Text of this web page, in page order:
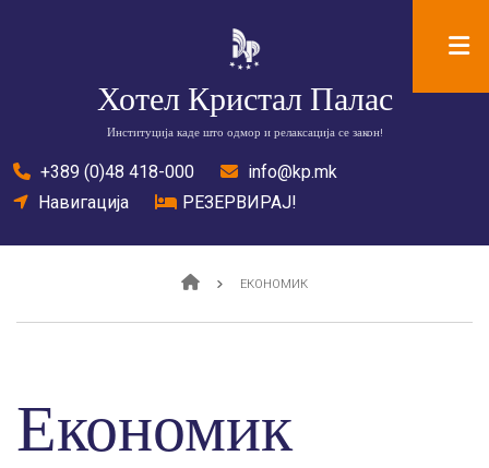
Хотел Кристал Палас
Институција каде што одмор и релаксација се закон!
tel
+389 (0)48 418-000 mail
info@kp.mk
location
Навигација bed
РЕЗЕРВИРАЈ!
Breadcrumb ЕКОНОМИК
Економик